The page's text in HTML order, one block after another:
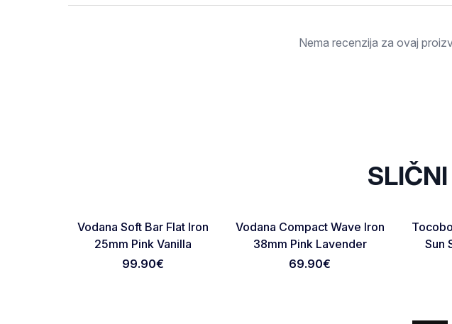
Otkaži pregled
Nema recenzija za ovaj
DOSTAVA
Favorite
Vodana Soft Bar Flat Iron
25mm Pink Vanilla
99.90€
DOSTAVA
Favorite
Vodana Compact Wave Iron
38mm Pink Lavender
69.90€
Sun